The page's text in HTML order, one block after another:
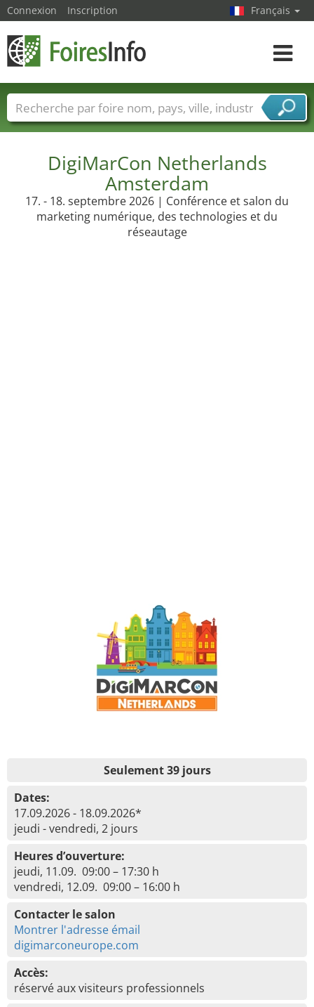
DigiMarCon Netherlands
Amsterdam
17. - 18. septembre 2026 | Conférence et salon du
marketing numérique, des technologies et du
réseautage
Seulement 39 jours
Dates:
17.09.2026 - 18.09.2026*
jeudi - vendredi, 2 jours
Heures d’ouverture:
jeudi, 11.09. 09:00 – 17:30 h
vendredi, 12.09. 09:00 – 16:00 h
Contacter le salon
Montrer l'adresse émail
digimarconeurope.com
Accès:
réservé aux visiteurs professionnels
Connexion Inscription Français
Toggle
Foire noms Pays Villes
Secteurs de foire